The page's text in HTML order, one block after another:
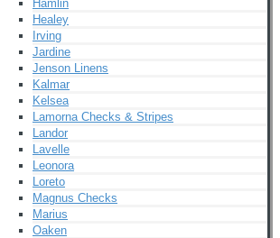
Hamlin
Healey
Irving
Jardine
Jenson Linens
Kalmar
Kelsea
Lamorna Checks & Stripes
Landor
Lavelle
Leonora
Loreto
Magnus Checks
Marius
Oaken